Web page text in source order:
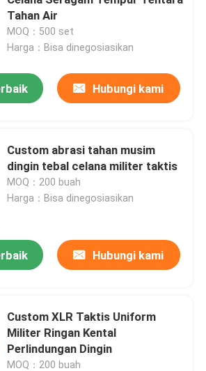
Militer
Militer
Luar Ruangan
Tahan Air
MOQ：500 set
Harga：Bisa dinegosiasikan
Hubungi kami
Custom abrasi tahan musim
dingin tebal celana militer taktis
MOQ：200 buah
Harga：Bisa dinegosiasikan
Hubungi kami
Custom XLR Taktis Uniform
Militer Ringan Kental
Perlindungan Dingin
MOQ：200 buah